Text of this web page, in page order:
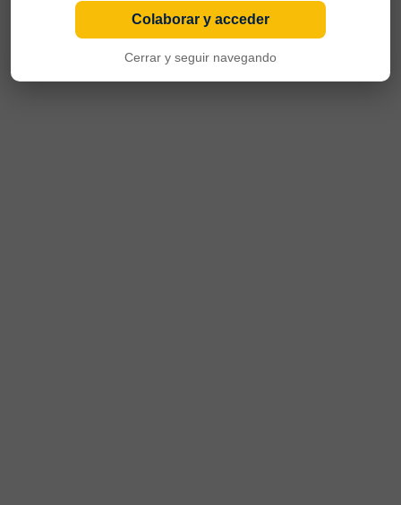
Colaborar y acceder
Cerrar y seguir navegando